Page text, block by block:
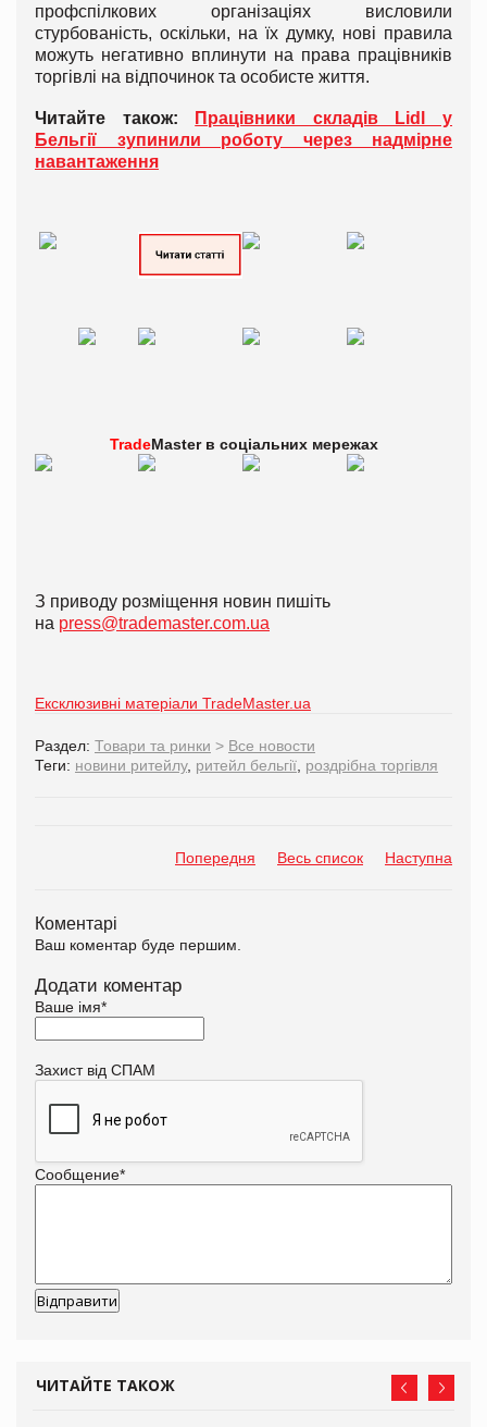
профспілкових організаціях висловили
стурбованість, оскільки, на їх думку, нові правила
можуть негативно вплинути на права працівників
торгівлі на відпочинок та особисте життя.
Читайте також:
Працівники складів Lidl у
Бельгії зупинили роботу через надмірне
навантаження
TradeMaster в соціальних мережах
З приводу розміщення новин пишіть
на press@trademaster.com.ua
Ексклюзивні матеріали TradeMaster.ua
Раздел: Товари та ринки > Все новости
Теги: новини ритейлу, ритейл бельгії роздрібна торгівля
Попередня Весь список Наступна
Коментарі
Ваш коментар буде першим.
Додати коментар
Ваше імя*
Захист від СПАМ
Сообщение*
ЧИТАЙТЕ ТАКОЖ